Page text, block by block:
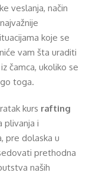
veslanja, način
koje se
vam šta uraditi
čamca, ukoliko se
toga.
kurs rafting
plivanja i
pre dolaska u
prethodna
naših